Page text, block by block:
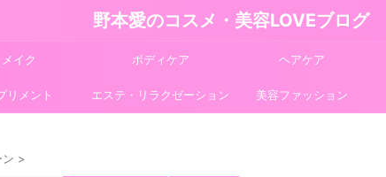
野本愛のコスメ・美容LOVEブログ
メイク ボディケア ヘアケア
リメント エステ・リラクゼーション 美容ファッション
>